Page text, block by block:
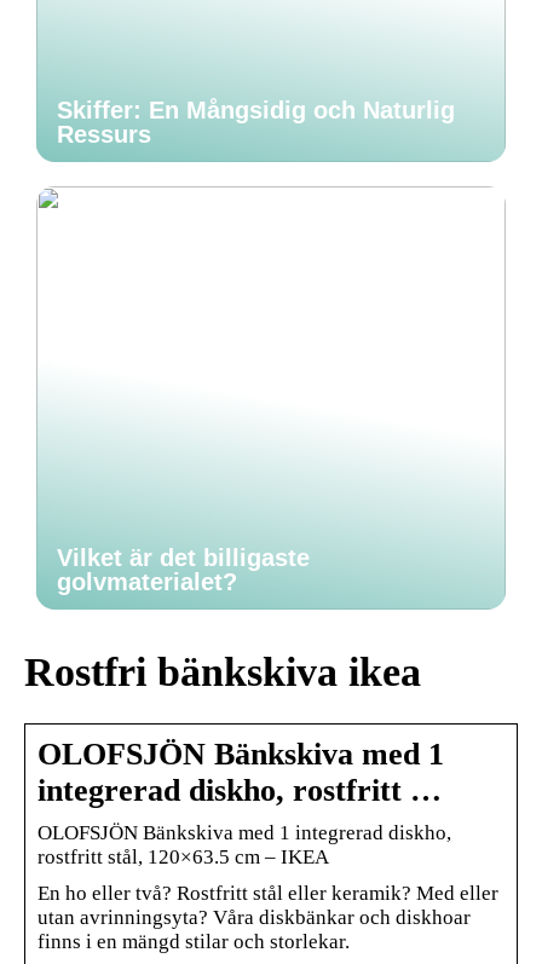
Skiffer: En Mångsidig och Naturlig
Ressurs
Vilket är det billigaste
golvmaterialet?
Rostfri bänkskiva ikea
OLOFSJÖN Bänkskiva med 1
integrerad diskho, rostfritt …
OLOFSJÖN Bänkskiva med 1 integrerad diskho,
rostfritt stål, 120×63.5 cm – IKEA
En ho eller två? Rostfritt stål eller keramik? Med eller
utan avrinningsyta? Våra diskbänkar och diskhoar
finns i en mängd stilar och storlekar.